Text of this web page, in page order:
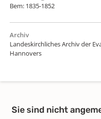
Bem: 1835-1852
Archiv
Landeskirchliches Archiv der
Hannovers
Sie sind nicht